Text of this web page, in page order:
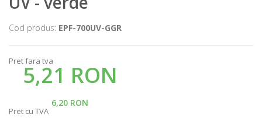
Cod produs: EPF-700UV-GGR
Pret fara tva
5,21 RON
6,20 RON
Pret cu TVA